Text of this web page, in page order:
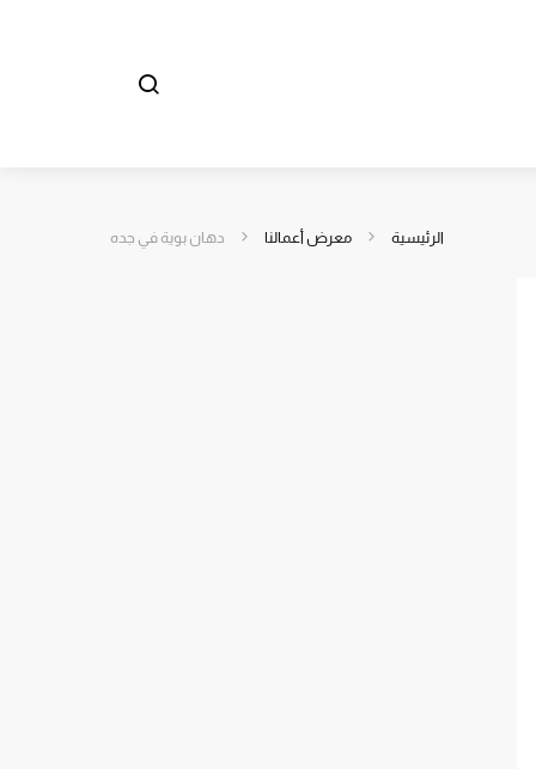
الرئيسية معرض أعمالنا دهان بوية في جده